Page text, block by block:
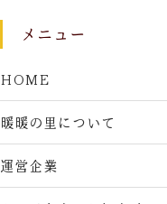
メニュー
HOME
暖暖の里について
運営企業